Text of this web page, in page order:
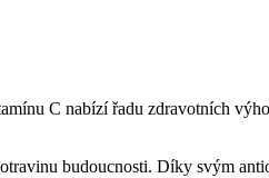
C nabízí řadu zdravotních
budoucnosti. Díky svým